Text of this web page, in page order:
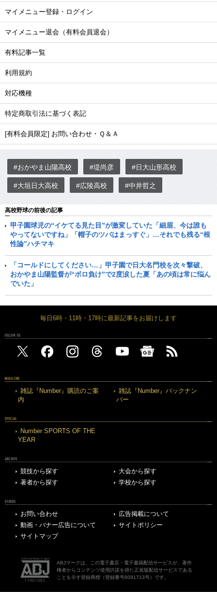
マイメニュー登録・ログイン
マイメニュー退会（有料会員退会）
有料記事一覧
利用規約
対応機種
特定商取引法に基づく表記
[有料会員限定] お問い合わせ・Ｑ＆Ａ
#おかやま山陽高校 #堤尚彦 #日大山形高校
#大垣日大高校 #広陵高校 #中井哲之
高校野球の前後の記事
甲子園球児の“イケてる見た目”が激変していた「細眉、今は誰も
やってないですね」「帽子のツバはまっすぐ」…それでも残る“根
性論”ハチマキ
「コールドにしてください…」甲子園で日大名門校を次々撃破、
おかやま山陽監督が“ボロ負け”で2度涙した夏「あの頃は常に悩ん
でいた」
毎日6時・11時・17時に最新記事をお届けします
FOLLOW US
MAGAZINE
雑誌『Number』購読のご案
内
雑誌『Number』バックナン
バー
SPECIAL
Number SPORTS OF THE
YEAR
ARCHIVE
競技から探す
大会から探す
著者から探す
学校から探す
OTHERS
お問い合わせ
広告掲載について
動画・バナー広告について
サイトポリシー
サイトマップ
ABJマークは、この電子書店・電子書籍配信サービスが、著作
権者からコンテンツ使用許諾を得た正規版配信サービスである
ことを示す登録商標（登録番号6091713号）です。